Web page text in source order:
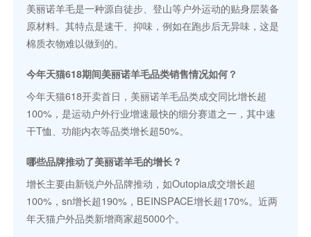
美丽诺羊毛是一种源自徒步、登山等户外运动的贴身层装备
原材料。其特点是速干、抑味，例如在跑步后无异味，这是
棉质衣物难以做到的。
今年天猫618期间美丽诺羊毛品类销售情况如何？
今年天猫618开卖首日，美丽诺羊毛品类成交同比增长超
100%，是运动户外行业增速最快的细分赛道之一，其中速
干T恤、功能内衣等品类增长超50%。
哪些品牌推动了美丽诺羊毛的增长？
增长主要由新锐户外品牌推动，如Outopia成交增长超
100%，sn增长超190%，BEINSPACE增长超170%。近两
年天猫户外品类新增商家超5000个。